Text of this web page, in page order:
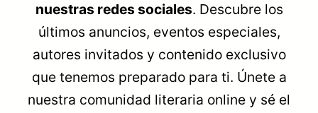
nuestras redes sociales. Descubre los
últimos anuncios, eventos especiales,
autores invitados y contenido exclusivo
que tenemos preparado para ti. Únete a
nuestra comunidad literaria online y sé el